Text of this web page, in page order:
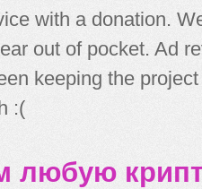
with a donation.
out of pocket. Ad
keeping the
:(